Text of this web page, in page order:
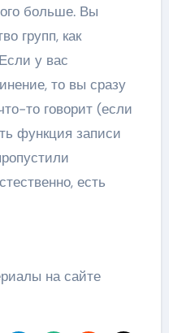
больше. Вы
групп, как
у вас
то вы сразу
то говорит (если
функция записи
есть
на сайте